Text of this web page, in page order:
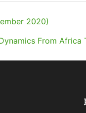
2020)
From Africa